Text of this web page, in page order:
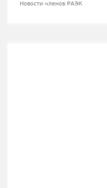
Новости членов РАЭК